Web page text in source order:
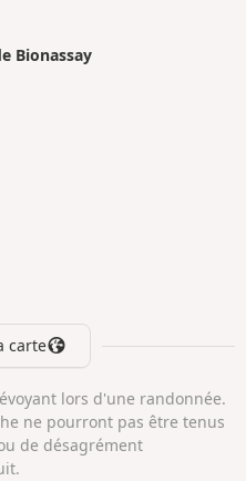
Bionassay
carte
lors d'une randonnée.
ne pourront pas être tenus
de désagrément